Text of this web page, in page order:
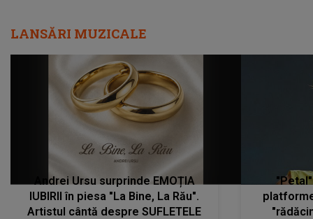
LANSĂRI MUZICALE
Andrei Ursu surprinde EMOȚIA
IUBIRII în piesa "La Bine, La Rău".
Artistul cântă despre SUFLETELE